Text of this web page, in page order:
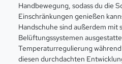
Handbewegung, sodass du die
Einschränkungen genießen
Handschuhe sind außerdem mit
Belüftungssystemen
Temperaturregulierung
diesen durchdachten